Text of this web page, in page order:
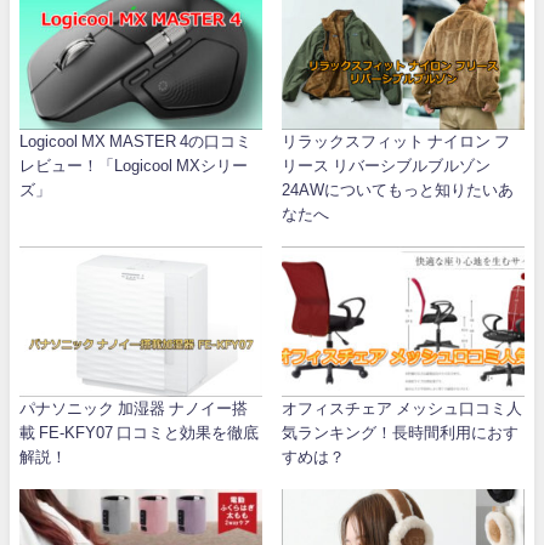
Logicool MX MASTER 4の口コミ
レビュー！「Logicool MXシリー
ズ」
リラックスフィット ナイロン フ
リース リバーシブルブルゾン
24AWについてもっと知りたいあ
なたへ
パナソニック 加湿器 ナノイー搭
載 FE-KFY07 口コミと効果を徹底
解説！
オフィスチェア メッシュ口コミ人
気ランキング！長時間利用におす
すめは？